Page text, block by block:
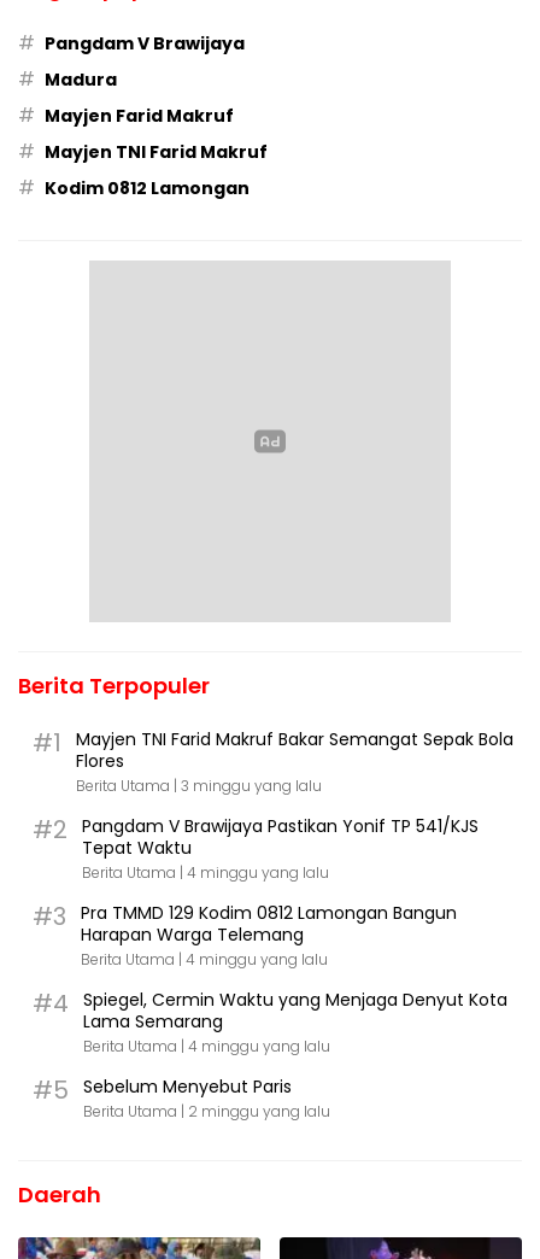
# Pangdam V Brawijaya
# Madura
# Mayjen Farid Makruf
# Mayjen TNI Farid Makruf
# Kodim 0812 Lamongan
Berita Terpopuler
#1
Mayjen TNI Farid Makruf Bakar Semangat Sepak Bola
Flores
Berita Utama | 3 minggu yang lalu
#2
Pangdam V Brawijaya Pastikan Yonif TP 541/KJS
Tepat Waktu
Berita Utama | 4 minggu yang lalu
#3
Pra TMMD 129 Kodim 0812 Lamongan Bangun
Harapan Warga Telemang
Berita Utama | 4 minggu yang lalu
#4
Spiegel, Cermin Waktu yang Menjaga Denyut Kota
Lama Semarang
Berita Utama | 4 minggu yang lalu
#5 Sebelum Menyebut Paris
Berita Utama | 2 minggu yang lalu
Daerah